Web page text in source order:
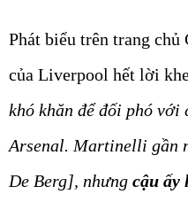
Phát biểu trên trang
của Liverpool hết lời
khó khăn để đối phó với
Arsenal. Martinelli gần
De Berg], nhưng cậu ấy